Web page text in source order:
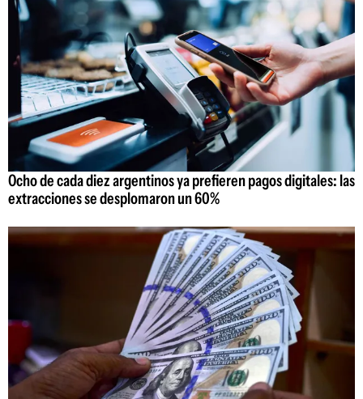
Ocho de cada diez argentinos ya prefieren pagos digitales: las
extracciones se desplomaron un 60%